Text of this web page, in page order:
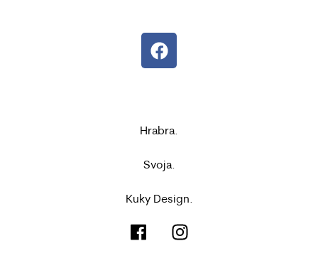
Hrabra.
Svoja.
Kuky Design.